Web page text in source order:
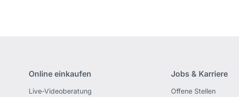
Online einkaufen
Live-Videoberatung
Jobs & Karriere
Offene Stellen